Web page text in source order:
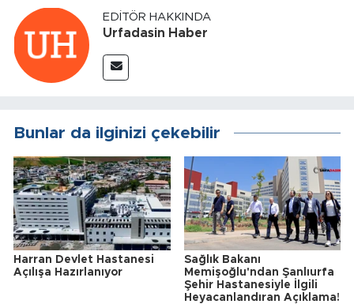
EDITÖR HAKKINDA
Urfadasin Haber
Bunlar da ilginizi çekebilir
Harran Devlet Hastanesi
Açılışa Hazırlanıyor
Sağlık Bakanı
Memişoğlu'ndan Şanlıurfa
Şehir Hastanesiyle İlgili
Heyacanlandıran Açıklama!